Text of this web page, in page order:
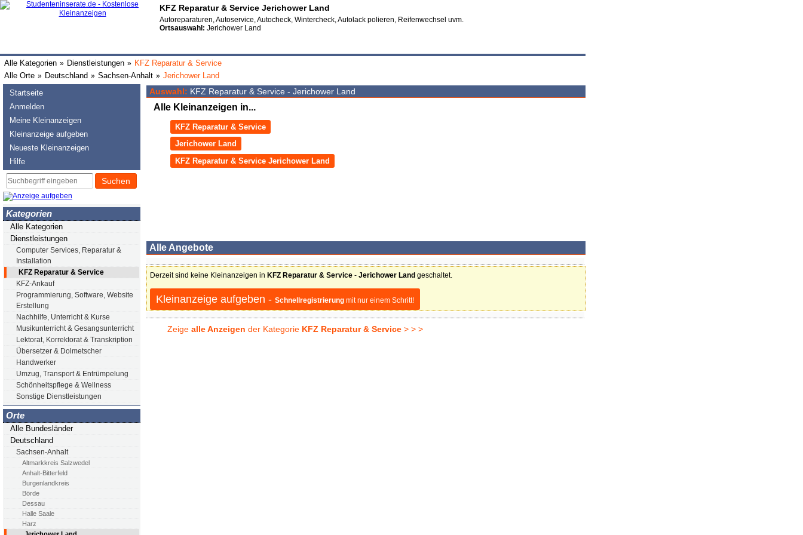
KFZ Reparatur & Service Jerichower Land
Autoreparaturen, Autoservice, Autocheck, Wintercheck, Autolack polieren, Reifenwechsel uvm.
Ortsauswahl: Jerichower Land
Alle Kategorien » Dienstleistungen » KFZ Reparatur & Service
Alle Orte » Deutschland » Sachsen-Anhalt » Jerichower Land
Startseite
Anmelden
Meine Kleinanzeigen
Kleinanzeige aufgeben
Neueste Kleinanzeigen
Hilfe
Suchen
Kategorien
Alle Kategorien
Dienstleistungen
Computer Services, Reparatur &
Installation
KFZ Reparatur & Service
KFZ-Ankauf
Programmierung, Software, Website
Erstellung
Nachhilfe, Unterricht & Kurse
Musikunterricht & Gesangsunterricht
Lektorat, Korrektorat & Transkription
Übersetzer & Dolmetscher
Handwerker
Umzug, Transport & Entrümpelung
Schönheitspflege & Wellness
Sonstige Dienstleistungen
Orte
Alle Bundesländer
Deutschland
Sachsen-Anhalt
Altmarkkreis Salzwedel
Anhalt-Bitterfeld
Burgenlandkreis
Börde
Dessau
Halle Saale
Harz
Auswahl: KFZ Reparatur & Service - Jerichower Land
Alle Kleinanzeigen in...
KFZ Reparatur & Service
Jerichower Land
KFZ Reparatur & Service Jerichower Land
Alle Angebote
Derzeit sind keine Kleinanzeigen in KFZ Reparatur & Service - Jerichower Land geschaltet.
Kleinanzeige aufgeben - Schnellregistrierung mit nur einem Schritt!
Zeige alle Anzeigen der Kategorie KFZ Reparatur & Service > > >